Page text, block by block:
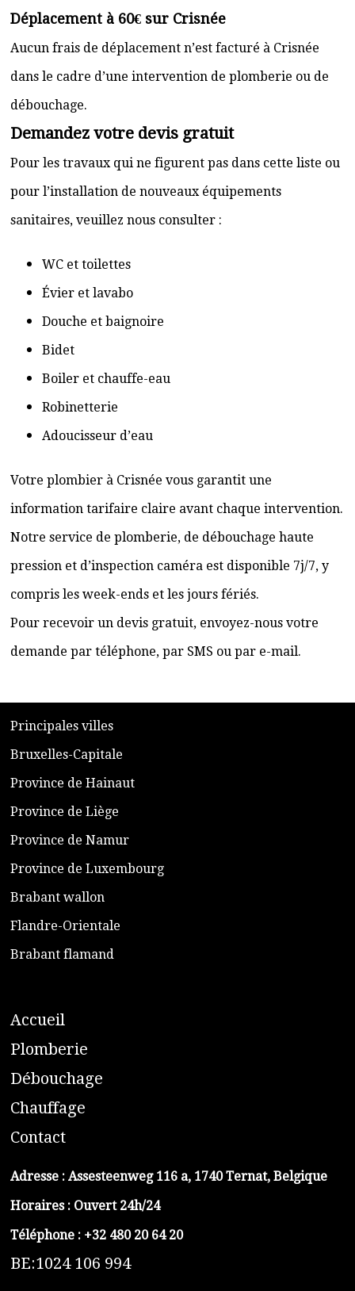
Déplacement à 60€ sur Crisnée
Aucun frais de déplacement n’est facturé à Crisnée
dans le cadre d’une intervention de plomberie ou de
débouchage.
Demandez votre devis gratuit
Pour les travaux qui ne figurent pas dans cette liste ou
pour l’installation de nouveaux équipements
sanitaires, veuillez nous consulter :
WC et toilettes
Évier et lavabo
Douche et baignoire
Bidet
Boiler et chauffe-eau
Robinetterie
Adoucisseur d’eau
Votre plombier à Crisnée vous garantit une
information tarifaire claire avant chaque intervention.
Notre service de plomberie, de débouchage haute
pression et d’inspection caméra est disponible 7j/7, y
compris les week-ends et les jours fériés.
Pour recevoir un devis gratuit, envoyez-nous votre
demande par téléphone, par SMS ou par e-mail.
​Principales villes
​Bruxelles-Capitale
​Province de Hainaut
Province de Liège
​Province de Namur
​Province de Luxembourg
​Brabant wallon
​Flandre-Orientale
​Brabant flamand
Accueil
​Plomberie
Débouchage
Chauffage
Contact
Adresse : Assesteenweg 116 a, 1740 Ternat, Belgique
Horaires : Ouvert 24h/24
Téléphone : +32 480 20 64 20
BE:1024 106 994